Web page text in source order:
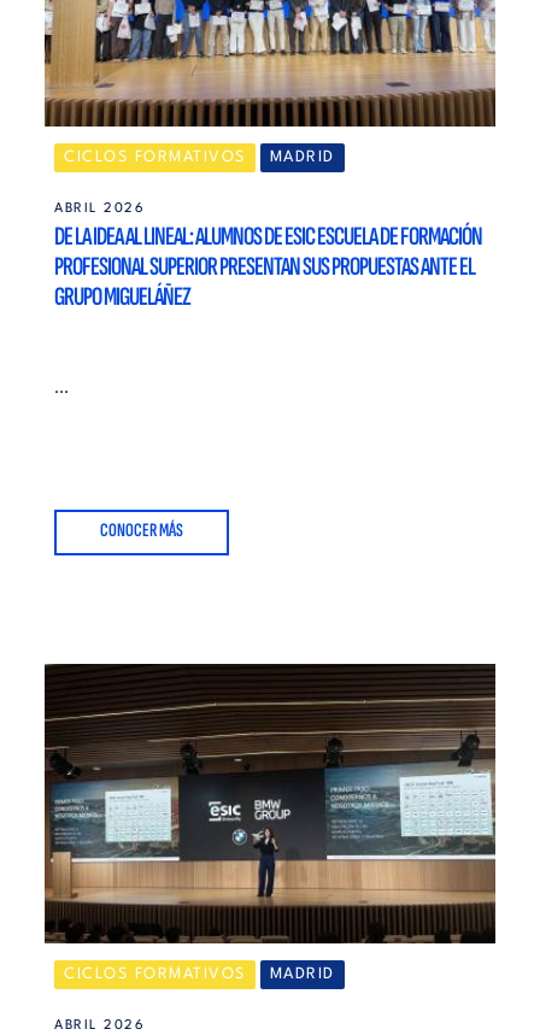
CICLOS FORMATIVOS MADRID
ABRIL 2026
DE LA IDEA AL LINEAL: ALUMNOS DE ESIC ESCUELA DE FORMACIÓN
PROFESIONAL SUPERIOR PRESENTAN SUS PROPUESTAS ANTE EL
GRUPO MIGUELÁÑEZ
...
CONOCER MÁS
CICLOS FORMATIVOS MADRID
ABRIL 2026